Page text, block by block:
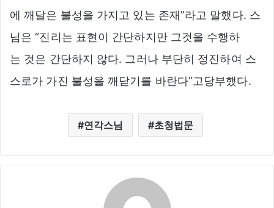
에 깨달은 불성을 가지고 있는 존재”라고 말했다. 스
님은 “진리는 표현이 간단하지만 그것을 수행하
는 것은 간단하지 않다. 그러나 부단히 정진하여 스
스로가 가진 불성을 깨닫기를 바란다”고당부했다.
연각스님 초청법문